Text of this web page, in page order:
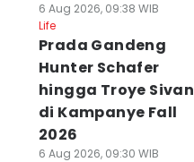
6 Aug 2026, 09:38 WIB
Life
Prada Gandeng
Hunter Schafer
hingga Troye Sivan
di Kampanye Fall
2026
6 Aug 2026, 09:30 WIB